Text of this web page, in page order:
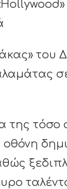
του
της τόσο